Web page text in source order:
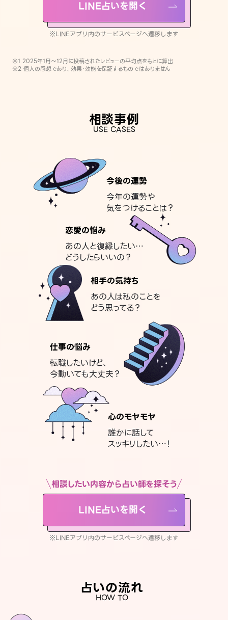
LINE占いを開く
※LINEアプリ内のサービスページへ遷移します
※1 2025年1月〜12月に投稿されたレビューの平均点をもとに算出
※2 個人の感想であり、効果・効能を保証するものではありません
相談事例
USE CASES
今後の運勢
今年の運勢や
気をつけることは？
恋愛の悩み
あの人と復縁したい…
どうしたらいいの？
相手の気持ち
あの人は私のことを
どう思ってる？
仕事の悩み
転職したいけど、
今動いても大丈夫？
心のモヤモヤ
誰かに話して
スッキリしたい…！
相談したい内容から占い師を探そう
LINE占いを開く
※LINEアプリ内のサービスページへ遷移します
占いの流れ
HOW TO